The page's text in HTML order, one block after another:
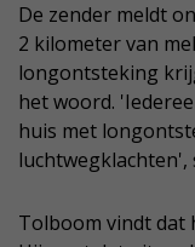
De zender meldt
2 kilometer van
longontsteking
het woord.
huis met
luchtwegklachten',
Tolboom vindt dat